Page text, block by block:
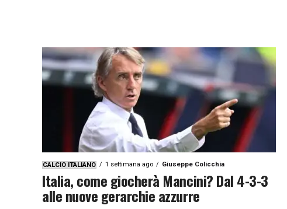
CALCIO ITALIANO 1 settimana ago Giuseppe Colicchia
Italia, come giocherà Mancini? Dal 4-3-3
alle nuove gerarchie azzurre